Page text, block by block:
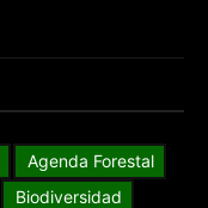
Agenda Forestal
Biodiversidad